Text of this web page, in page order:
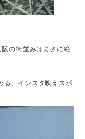
阪の街並みはまさに絶
る、インスタ映えスポ